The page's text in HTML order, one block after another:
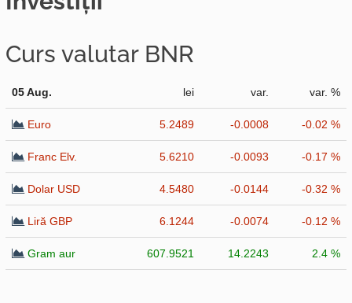
Curs valutar BNR
05 Aug. lei var. var. %
Euro 5.2489 -0.0008 -0.02 %
Franc Elv. 5.6210 -0.0093 -0.17 %
Dolar USD 4.5480 -0.0144 -0.32 %
Liră GBP 6.1244 -0.0074 -0.12 %
Gram aur 607.9521 14.2243 2.4 %